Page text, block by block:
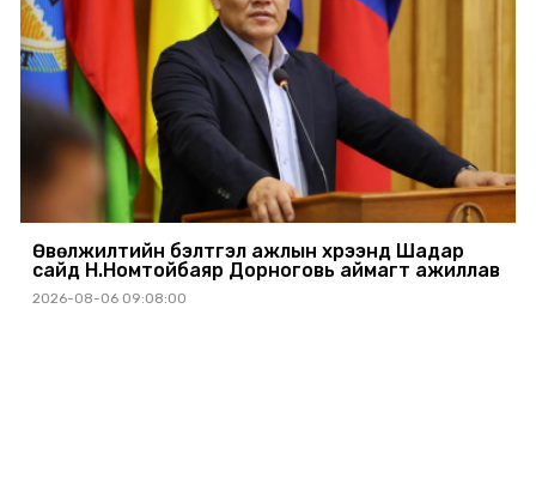
Өвөлжилтийн бэлтгэл ажлын хүрээнд Шадар
сайд Н.Номтойбаяр Дорноговь аймагт ажиллав
2026-08-06 09:08:00